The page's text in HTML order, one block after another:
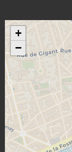
+
−